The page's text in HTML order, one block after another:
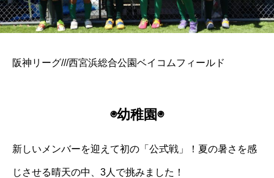
阪神リーグ///西宮浜総合公園ベイコムフィールド
◉幼稚園◉
新しいメンバーを迎えて初の「公式戦」！夏の暑さを感
じさせる晴天の中、3人で挑みました！